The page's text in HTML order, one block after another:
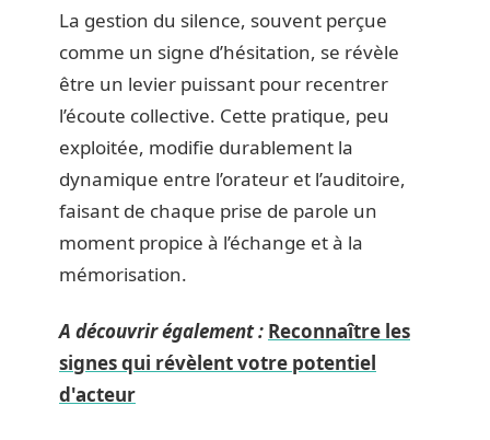
La gestion du silence, souvent perçue
comme un signe d’hésitation, se révèle
être un levier puissant pour recentrer
l’écoute collective. Cette pratique, peu
exploitée, modifie durablement la
dynamique entre l’orateur et l’auditoire,
faisant de chaque prise de parole un
moment propice à l’échange et à la
mémorisation.
A découvrir également : Reconnaître les
signes qui révèlent votre potentiel
d'acteur